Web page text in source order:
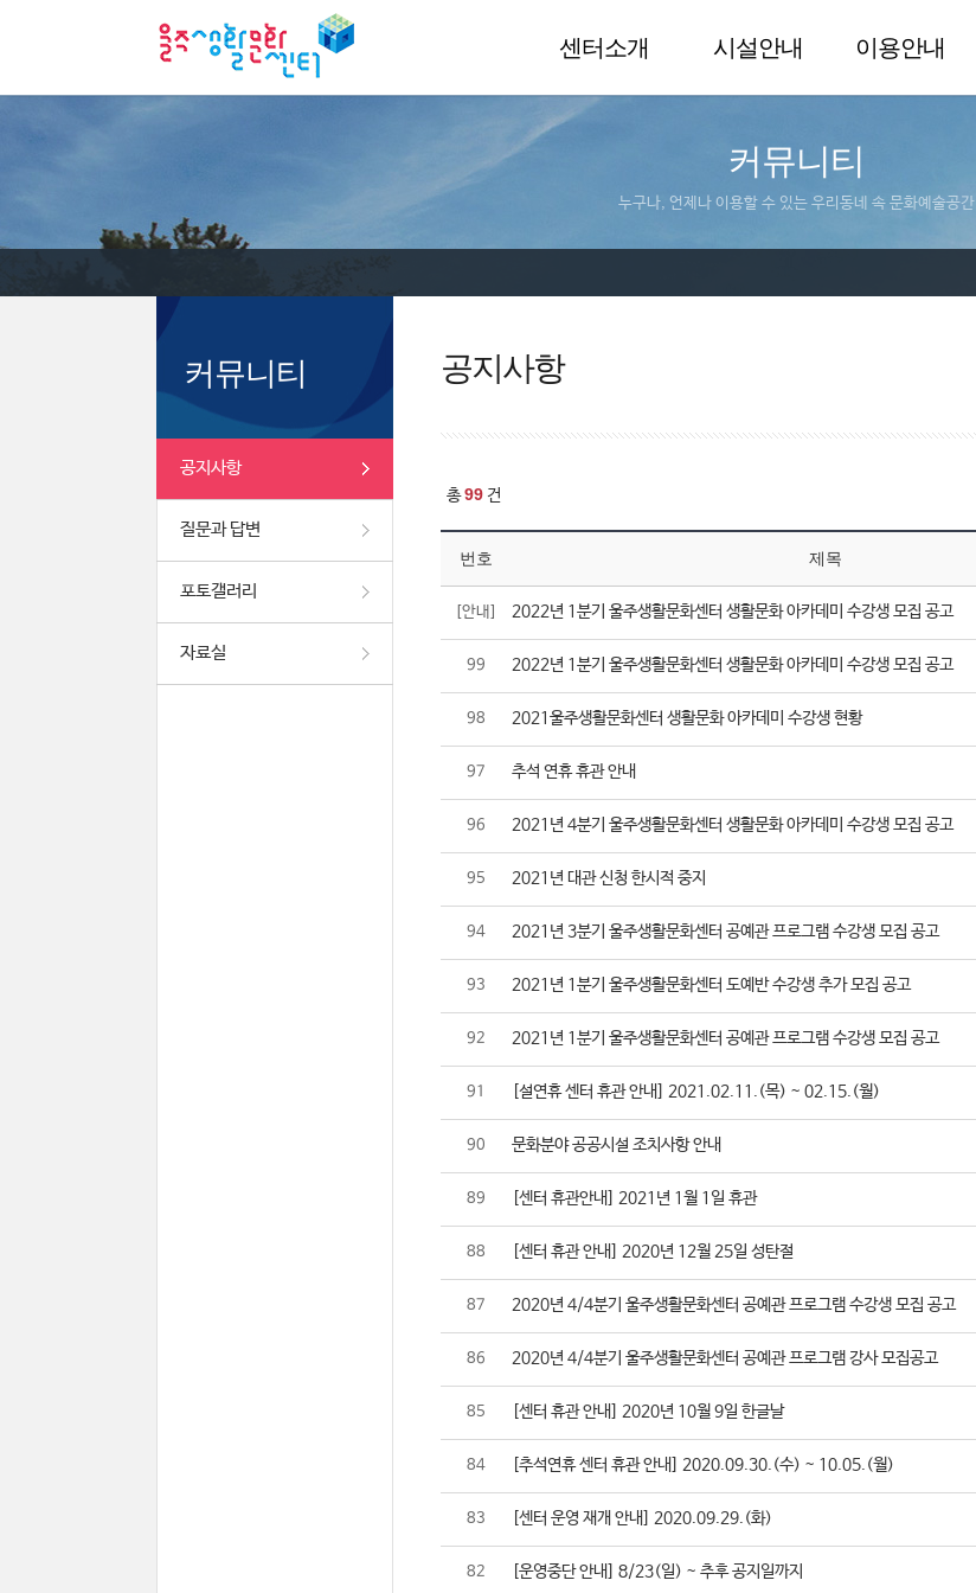
센터소개 시설안내 이용안내
커뮤니티
누구나, 언제나 이용할 수 있는 우리동네 속 문화예술공간
커뮤니티
공지사항
질문과 답변
포토갤러리
자료실
공지사항
총99 건
번호 제목
[안내] 2022년 1분기 울주생활문화센터 생활문화 아카데미 수강생 모집 공고
99 2022년 1분기 울주생활문화센터 생활문화 아카데미 수강생 모집 공고
98 2021울주생활문화센터 생활문화 아카데미 수강생 현황
97 추석 연휴 휴관 안내
96 2021년 4분기 울주생활문화센터 생활문화 아카데미 수강생 모집 공고
95 2021년 대관 신청 한시적 중지
94 2021년 3분기 울주생활문화센터 공예관 프로그램 수강생 모집 공고
93 2021년 1분기 울주생활문화센터 도예반 수강생 추가 모집 공고
92 2021년 1분기 울주생활문화센터 공예관 프로그램 수강생 모집 공고
91 [설연휴 센터 휴관 안내] 2021.02.11.(목) ~ 02.15.(월)
90 문화분야 공공시설 조치사항 안내
89 [센터 휴관안내] 2021년 1월 1일 휴관
88 [센터 휴관 안내] 2020년 12월 25일 성탄절
87 2020년 4/4분기 울주생활문화센터 공예관 프로그램 수강생 모집 공고
86 2020년 4/4분기 울주생활문화센터 공예관 프로그램 강사 모집공고
85 [센터 휴관 안내] 2020년 10월 9일 한글날
84 [추석연휴 센터 휴관 안내] 2020.09.30.(수) ~ 10.05.(월)
83 [센터 운영 재개 안내] 2020.09.29.(화)
82 [운영중단 안내] 8/23(일) ~ 추후 공지일까지